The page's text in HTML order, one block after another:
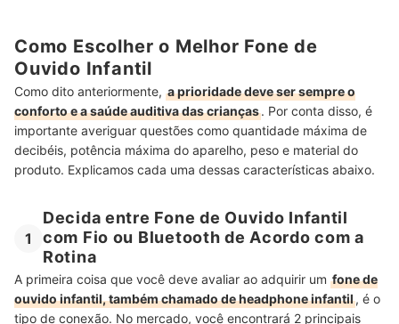
Como Escolher o Melhor Fone de
Ouvido Infantil
Como dito anteriormente, a prioridade deve ser sempre o
conforto e a saúde auditiva das crianças. Por conta disso, é
importante averiguar questões como quantidade máxima de
decibéis, potência máxima do aparelho, peso e material do
produto. Explicamos cada uma dessas características abaixo.
1
Decida entre Fone de Ouvido Infantil
com Fio ou Bluetooth de Acordo com a
Rotina
A primeira coisa que você deve avaliar ao adquirir um fone de
ouvido infantil, também chamado de headphone infantil, é o
tipo de conexão. No mercado, você encontrará 2 principais